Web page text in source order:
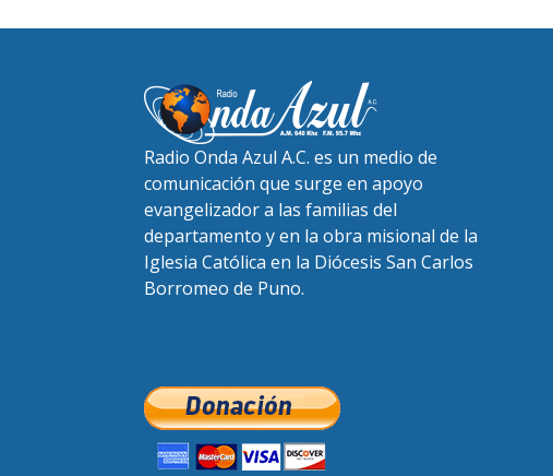
Radio Onda Azul A.C. es un medio de
comunicación que surge en apoyo
evangelizador a las familias del
departamento y en la obra misional de la
Iglesia Católica en la Diócesis San Carlos
Borromeo de Puno.